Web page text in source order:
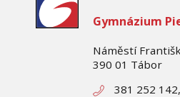
Gymnázium
Náměstí
390 01 Tábor
381 252